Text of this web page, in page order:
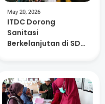
May 20, 2026
ITDC Dorong
Sanitasi
Berkelanjutan di SDN